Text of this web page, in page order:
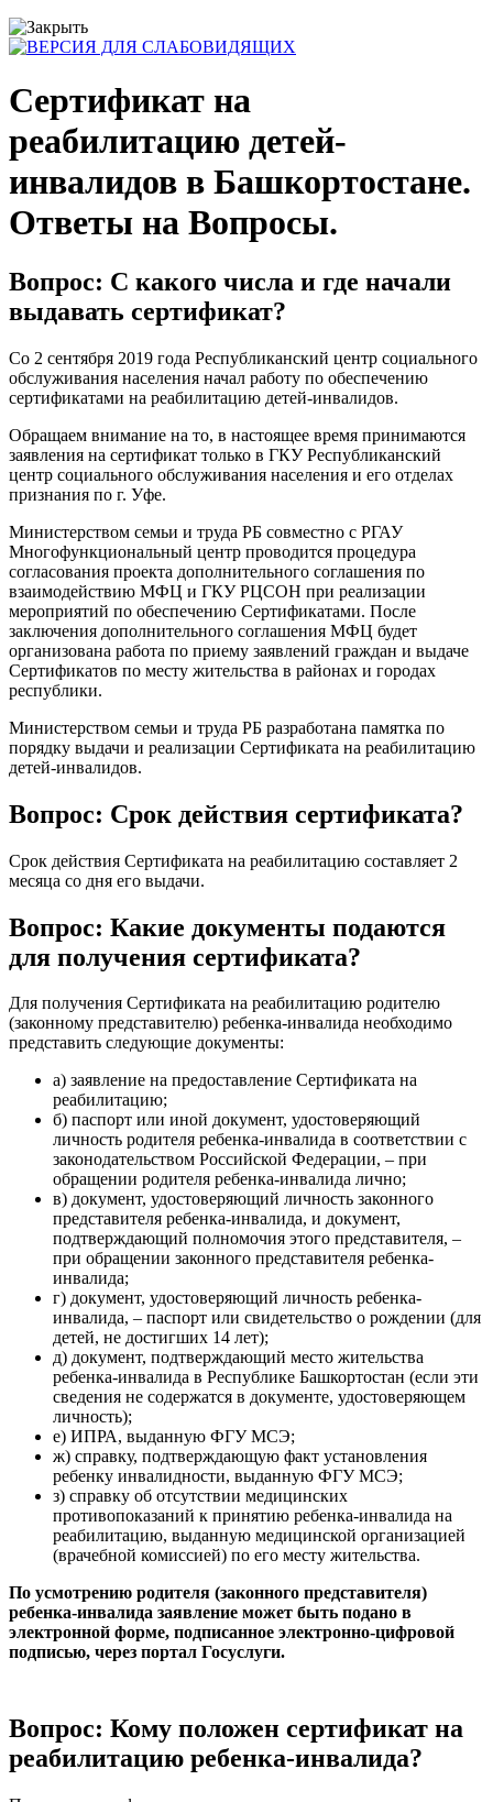
Сертификат на
реабилитацию детей-
инвалидов в Башкортостане.
Ответы на Вопросы.
Вопрос: С какого числа и где начали
выдавать сертификат?
Со 2 сентября 2019 года Республиканский центр социального
обслуживания населения начал работу по обеспечению
сертификатами на реабилитацию детей-инвалидов.
Обращаем внимание на то, в настоящее время принимаются
заявления на сертификат только в ГКУ Республиканский
центр социального обслуживания населения и его отделах
признания по г. Уфе.
Министерством семьи и труда РБ совместно с РГАУ
Многофункциональный центр проводится процедура
согласования проекта дополнительного соглашения по
взаимодействию МФЦ и ГКУ РЦСОН при реализации
мероприятий по обеспечению Сертификатами. После
заключения дополнительного соглашения МФЦ будет
организована работа по приему заявлений граждан и выдаче
Сертификатов по месту жительства в районах и городах
республики.
Министерством семьи и труда РБ разработана памятка по
порядку выдачи и реализации Сертификата на реабилитацию
детей-инвалидов.
Вопрос: Срок действия сертификата?
Срок действия Сертификата на реабилитацию составляет 2
месяца со дня его выдачи.
Вопрос: Какие документы подаются
для получения сертификата?
Для получения Сертификата на реабилитацию родителю
(законному представителю) ребенка-инвалида необходимо
представить следующие документы:
а) заявление на предоставление Сертификата на
реабилитацию;
б) паспорт или иной документ, удостоверяющий
личность родителя ребенка-инвалида в соответствии с
законодательством Российской Федерации, – при
обращении родителя ребенка-инвалида лично;
в) документ, удостоверяющий личность законного
представителя ребенка-инвалида, и документ,
подтверждающий полномочия этого представителя, –
при обращении законного представителя ребенка-
инвалида;
г) документ, удостоверяющий личность ребенка-
инвалида, – паспорт или свидетельство о рождении (для
детей, не достигших 14 лет);
д) документ, подтверждающий место жительства
ребенка-инвалида в Республике Башкортостан (если эти
сведения не содержатся в документе, удостоверяющем
личность);
е) ИПРА, выданную ФГУ МСЭ;
ж) справку, подтверждающую факт установления
ребенку инвалидности, выданную ФГУ МСЭ;
з) справку об отсутствии медицинских
противопоказаний к принятию ребенка-инвалида на
реабилитацию, выданную медицинской организацией
(врачебной комиссией) по его месту жительства.
По усмотрению родителя (законного представителя)
ребенка-инвалида заявление может быть подано в
электронной форме, подписанное электронно-цифровой
подписью, через портал Госуслуги.
Вопрос: Кому положен сертификат на
реабилитацию ребенка-инвалида?